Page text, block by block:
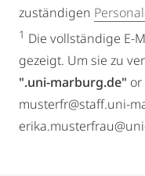
zuständigen
1 Die vollständige E-
gezeigt. Um sie zu
".uni-marburg.de" or
musterfr@staff.uni-